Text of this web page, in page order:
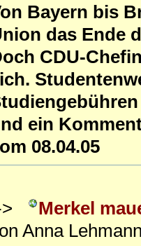
Bayern bis
das Ende
CDU-
ein
08.04.05
>
Merkel
Anna